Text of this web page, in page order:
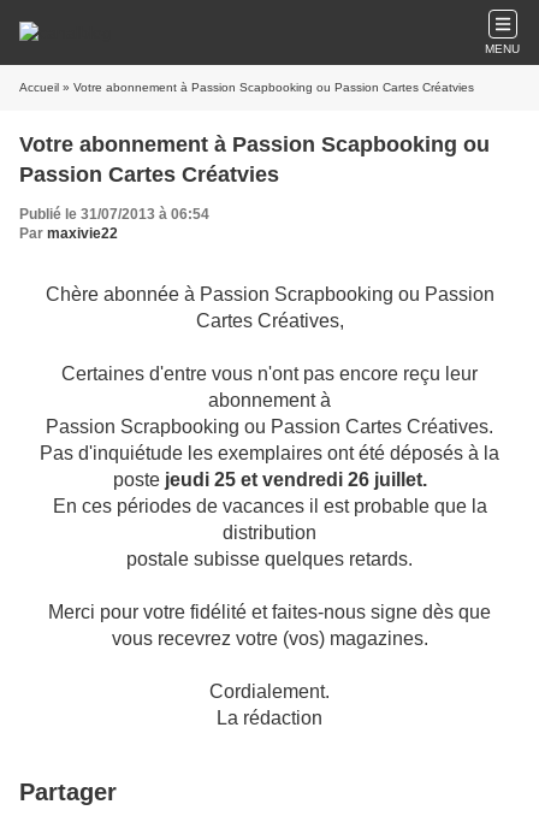
MENU
Accueil » Votre abonnement à Passion Scapbooking ou Passion Cartes Créatvies
Votre abonnement à Passion Scapbooking ou
Passion Cartes Créatvies
Publié le 31/07/2013 à 06:54
Par maxivie22
Chère abonnée à Passion Scrapbooking ou Passion
Cartes Créatives,
Certaines d'entre vous n'ont pas encore reçu leur
abonnement à
Passion Scrapbooking ou Passion Cartes Créatives.
Pas d'inquiétude les exemplaires ont été déposés à la
postejeudi 25 et vendredi 26 juillet.
En ces périodes de vacances il est probable que la
distribution
postale subisse quelques retards.
Merci pour votre fidélité et faites-nous signe dès que
vous recevrez votre (vos) magazines.
Cordialement.
La rédaction
Partager